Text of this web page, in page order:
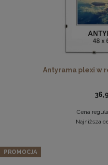
Zestaw LIVIA: sofa, fotel
Antyrama plexi w
Cena
Najniższa
PROMOCJA